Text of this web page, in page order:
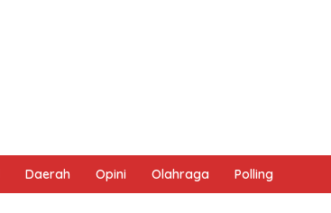
Daerah Opini Olahraga Polling